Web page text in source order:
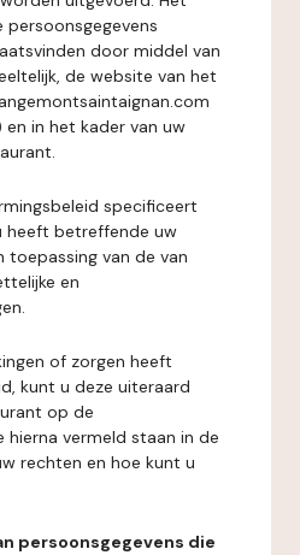
persoonsgegevens
door middel van
de website van het
in het kader van uw
specificeert
heeft betreffende uw
toepassing van de van
en
of zorgen heeft
kunt u deze uiteraard
op de
vermeld staan in de
rechten en hoe kunt u
persoonsgegevens die